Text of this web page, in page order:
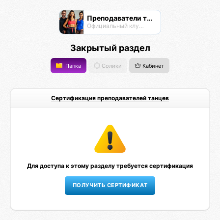
Преподаватели танцев
Официальный клуб Тансалты
Закрытый раздел
Папка Солики Кабинет
Сертификация преподавателей танцев
Для доступа к этому разделу требуется сертификация
ПОЛУЧИТЬ СЕРТИФИКАТ